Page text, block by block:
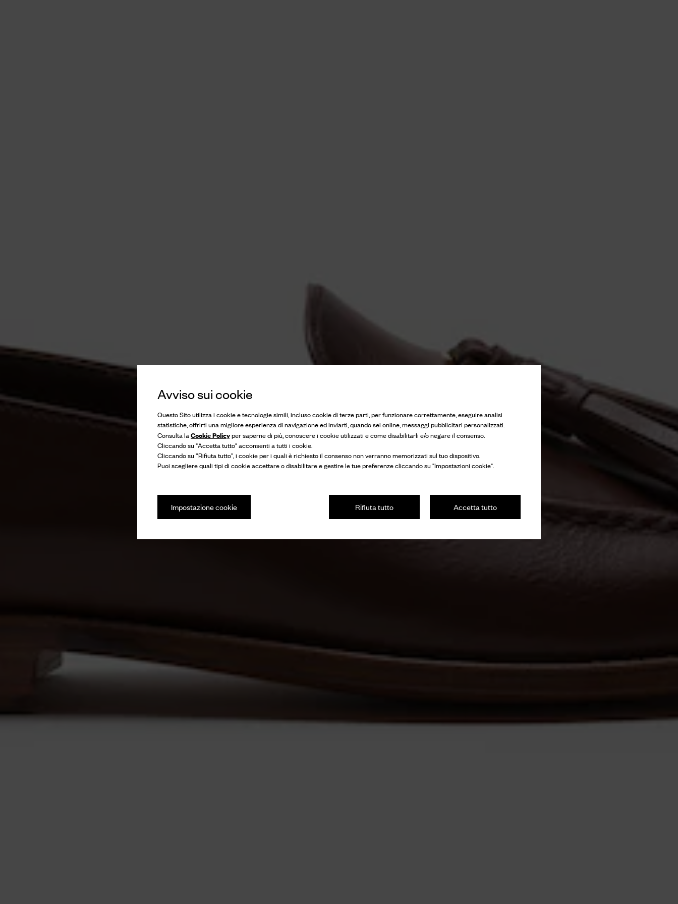
Avviso sui cookie
Questo Sito utilizza i cookie e tecnologie simili, incluso cookie di terze parti, per funzionare correttamente, eseguire analisi
statistiche, offrirti una migliore esperienza di navigazione ed inviarti, quando sei online, messaggi pubblicitari personalizzati.
Consulta la Cookie Policyper saperne di più, conoscere i cookie utilizzati e come disabilitarli e/o negare il consenso.
Cliccando su "Accetta tutto" acconsenti a tutti i cookie.
Cliccando su “Rifiuta tutto”, i cookie per i quali è richiesto il consenso non verranno memorizzati sul tuo dispositivo.
Puoi scegliere quali tipi di cookie accettare o disabilitare e gestire le tue preferenze cliccando su "Impostazioni cookie".
Accetta tutto
Rifiuta tutto
Impostazione cookie